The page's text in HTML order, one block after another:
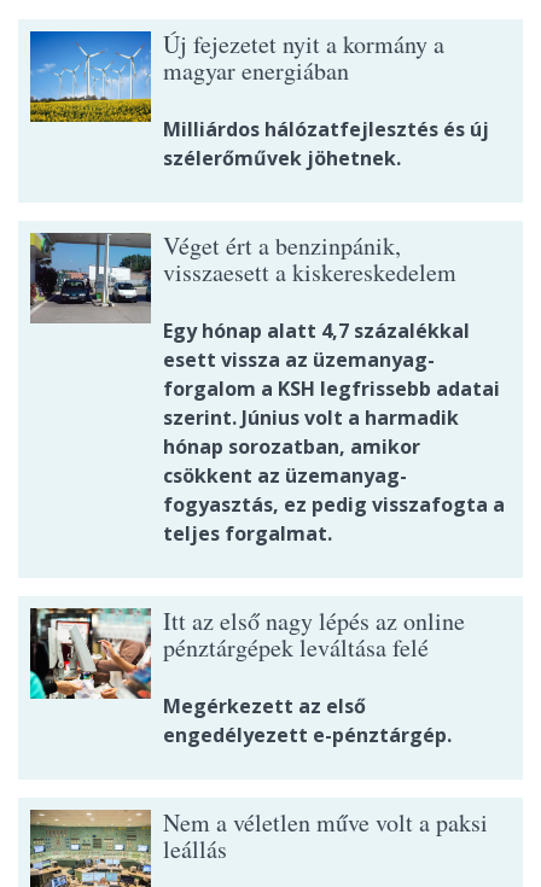
Új fejezetet nyit a kormány a
magyar energiában
Milliárdos hálózatfejlesztés és új
szélerőművek jöhetnek.
Véget ért a benzinpánik,
visszaesett a kiskereskedelem
Egy hónap alatt 4,7 százalékkal
esett vissza az üzemanyag-
forgalom a KSH legfrissebb adatai
szerint. Június volt a harmadik
hónap sorozatban, amikor
csökkent az üzemanyag-
fogyasztás, ez pedig visszafogta a
teljes forgalmat.
Itt az első nagy lépés az online
pénztárgépek leváltása felé
Megérkezett az első
engedélyezett e-pénztárgép.
Nem a véletlen műve volt a paksi
leállás